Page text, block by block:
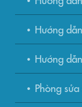
Hướng
Hướng
Phòng